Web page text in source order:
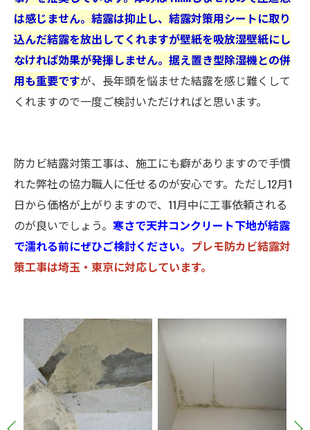
は感じません。結露は抑止し、結露対策用シートに取り
込んだ結露を放出してくれますが壁紙を吸放湿壁紙にし
なければ効果が発揮しません。据え置き型除湿機との併
用も重要ですが、長年頭を悩ませた結露を感じ難くして
くれますので一度ご検討いただければと思います。
防カビ結露対策工事は、施工にも癖がありますので手慣
れた弊社の協力職人に任せるのが安心です。ただし12月1
日から価格が上がりますので、11月中に工事依頼される
のが良いでしょう。 寒さで天井コンクリート下地が結露
で濡れる前にぜひご検討ください。 プレモ防カビ結露対
策工事は埼玉・東京に対応しています。